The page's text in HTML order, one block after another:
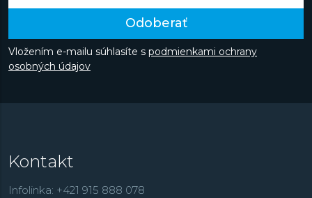
Odoberať
Vložením e-mailu súhlasíte s podmienkami ochrany
osobných údajov
Kontakt
Infolinka: +421 915 888 078